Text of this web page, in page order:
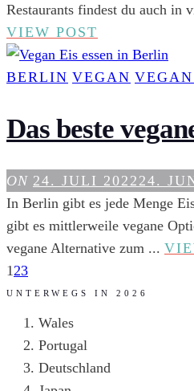
Restaurants findest du auch in
VIEW POST
ESSEN
IN
AUF
&
CAFÉS
BERLIN VEGAN
Das beste
ON 24. JULI 2022 24.
In Berlin gibt es jede Menge
gibt es mittlerweile vegane
vegane Alternative zum ...
123
UNTERWEGS IN 2026
Wales
Portugal
Deutschland